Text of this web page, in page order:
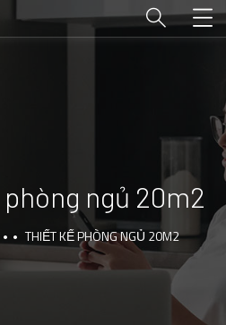
ngủ 20m2
THIẾT KẾ PHÒNG NGỦ 20M2